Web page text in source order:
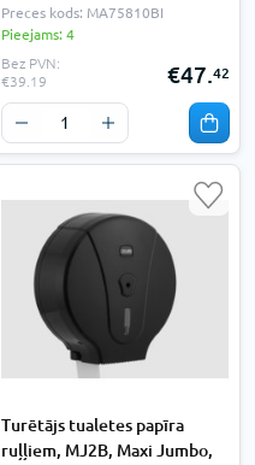
Preces kods: MA75810BI
Pieejams: 4
Bez PVN:
€39.19
€47.42
Turētājs tualetes papīra
ruļļiem, MJ2B, Maxi Jumbo,